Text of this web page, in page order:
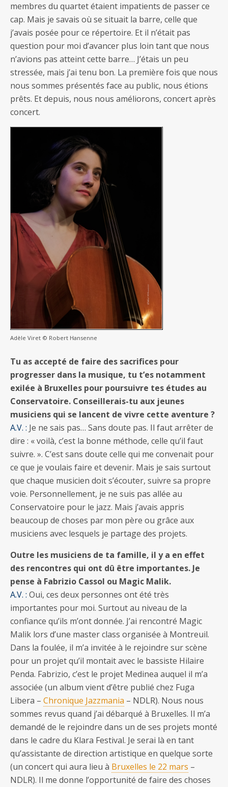
membres du quartet étaient impatients de passer ce
cap. Mais je savais où se situait la barre, celle que
j’avais posée pour ce répertoire. Et il n’était pas
question pour moi d’avancer plus loin tant que nous
n’avions pas atteint cette barre… J’étais un peu
stressée, mais j’ai tenu bon. La première fois que nous
nous sommes présentés face au public, nous étions
prêts. Et depuis, nous nous améliorons, concert après
concert.
Adèle Viret © Robert Hansenne
Tu as accepté de faire des sacrifices pour
progresser dans la musique, tu t’es notamment
exilée à Bruxelles pour poursuivre tes études au
Conservatoire. Conseillerais-tu aux jeunes
musiciens qui se lancent de vivre cette aventure ?
A.V. : Je ne sais pas… Sans doute pas. Il faut arrêter de
dire : « voilà, c’est la bonne méthode, celle qu’il faut
suivre. ». C’est sans doute celle qui me convenait pour
ce que je voulais faire et devenir. Mais je sais surtout
que chaque musicien doit s’écouter, suivre sa propre
voie. Personnellement, je ne suis pas allée au
Conservatoire pour le jazz. Mais j’avais appris
beaucoup de choses par mon père ou grâce aux
musiciens avec lesquels je partage des projets.
Outre les musiciens de ta famille, il y a en effet
des rencontres qui ont dû être importantes. Je
pense à Fabrizio Cassol ou Magic Malik.
A.V. : Oui, ces deux personnes ont été très
importantes pour moi. Surtout au niveau de la
confiance qu’ils m’ont donnée. J’ai rencontré Magic
Malik lors d’une master class organisée à Montreuil.
Dans la foulée, il m’a invitée à le rejoindre sur scène
pour un projet qu’il montait avec le bassiste Hilaire
Penda. Fabrizio, c’est le projet Medinea auquel il m’a
associée (un album vient d’être publié chez Fuga
Libera – Chronique Jazzmania – NDLR). Nous nous
sommes revus quand j’ai débarqué à Bruxelles. Il m’a
demandé de le rejoindre dans un de ses projets monté
dans le cadre du Klara Festival. Je serai là en tant
qu’assistante de direction artistique en quelque sorte
(un concert qui aura lieu à Bruxelles le 22 mars –
NDLR). Il me donne l’opportunité de faire des choses